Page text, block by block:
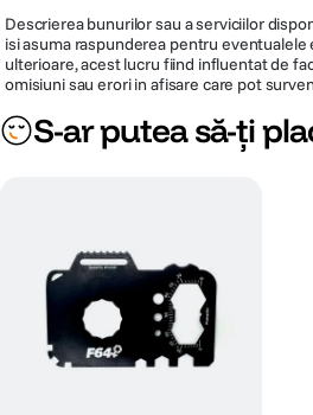
Descrierea bunurilor sau a serviciilor
isi asuma raspunderea pentru
ulterioare, acest lucru fiind influentat de
omisiuni sau erori in afisare care pot
S-ar putea să-ți